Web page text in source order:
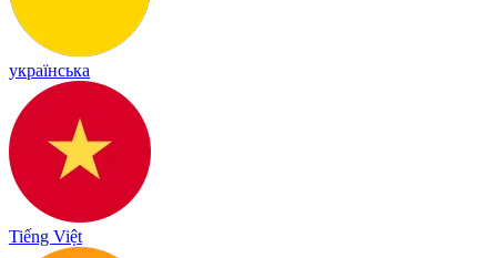
українська
Tiếng Việt